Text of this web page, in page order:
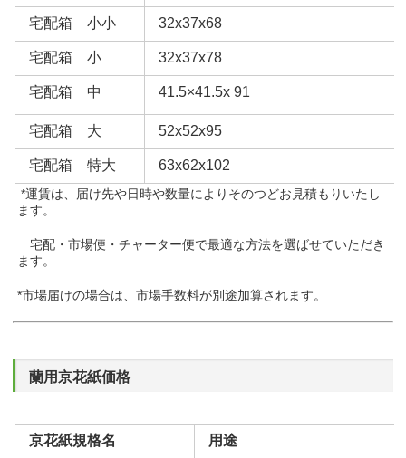
宅配箱 小小 32x37x68
宅配箱 小 32x37x78
宅配箱 中 41.5×41.5x 91
宅配箱 大 52x52x95
宅配箱 特大 63x62x102
*運賃は、届け先や日時や数量によりそのつどお見積もりいたし
ます。
宅配・市場便・チャーター便で最適な方法を選ばせていただき
ます。
*市場届けの場合は、市場手数料が別途加算されます。
蘭用京花紙価格
京花紙規格名 用途